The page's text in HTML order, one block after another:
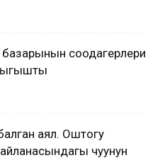
соодагерлери
аял. Оштогу
чуунун